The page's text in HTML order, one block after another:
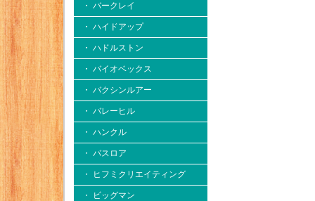
・ バークレイ
・ ハイドアップ
・ ハドルストン
・ バイオベックス
・ バクシンルアー
・ バレーヒル
・ ハンクル
・ バスロア
・ ヒフミクリエイティング
・ ビッグマン